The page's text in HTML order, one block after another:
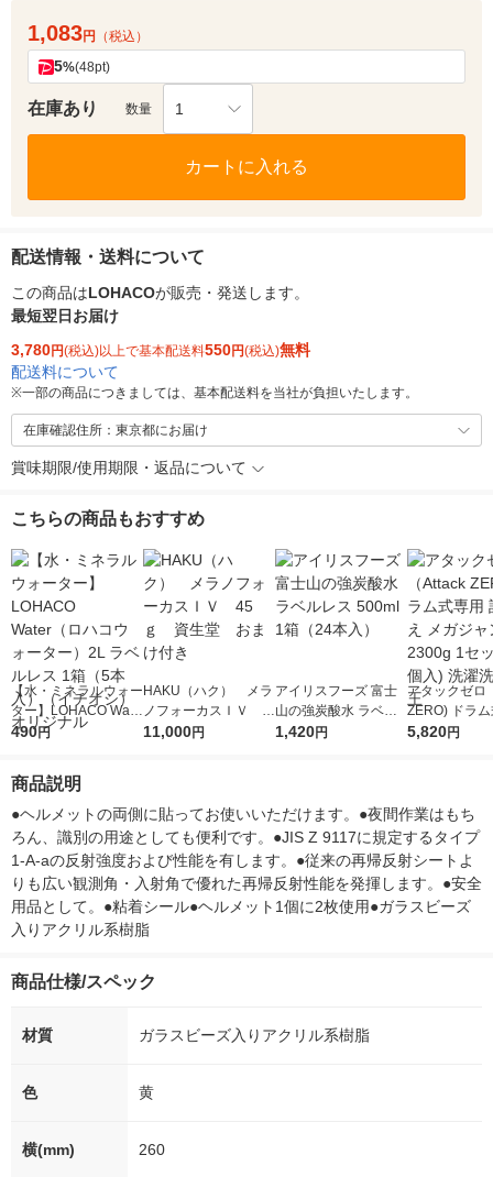
1,083円 （税込）
5%(48pt)
在庫あり 数量 1
カートに入れる
配送情報・送料について
この商品はLOHACOが販売・発送します。
最短翌日お届け
3,780円(税込)以上で基本配送料550円(税込)無料
配送料について
※一部の商品につきましては、基本配送料を当社が負担いたします。
在庫確認住所：東京都にお届け
賞味期限/使用期限・返品について
こちらの商品もおすすめ
【水・ミネラルウォー
ター】LOHACO Wate
r（ロハコウォータ
シ） オリジナル
490円
HAKU（ハク） メラ
ノフォーカスＩＶ 4
5ｇ 資生堂 おまけ
11,000円
アイリスフーズ 富士
山の強炭酸水 ラベル
レス 500ml 1箱（24
1,420円
アタックゼロ
ZERO) ドラ
詰め替え メガ
5,820円
商品説明
●ヘルメットの両側に貼ってお使いいただけます。●夜間作業はもち
ろん、識別の用途としても便利です。●JIS Z 9117に規定するタイプ
1-A-aの反射強度および性能を有します。●従来の再帰反射シートよ
りも広い観測角・入射角で優れた再帰反射性能を発揮します。●安全
用品として。●粘着シール●ヘルメット1個に2枚使用●ガラスビーズ
入りアクリル系樹脂
商品仕様/スペック
材質 ガラスビーズ入りアクリル系樹脂
色 黄
横(mm) 260